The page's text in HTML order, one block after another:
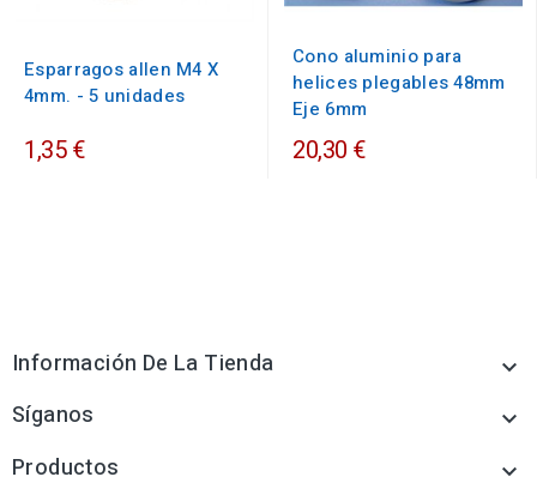
Esparragos allen M4 X
4mm. - 5 unidades
1,35 €
Cono aluminio para
helices plegables 48mm
Eje 6mm
20,30 €
Información De La Tienda 
Síganos 
Productos 